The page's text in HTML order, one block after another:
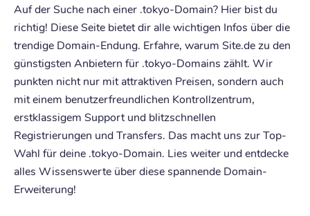
Auf der Suche nach einer .tokyo-Domain? Hier bist du
richtig! Diese Seite bietet dir alle wichtigen Infos über die
trendige Domain-Endung. Erfahre, warum Site.de zu den
günstigsten Anbietern für .tokyo-Domains zählt. Wir
punkten nicht nur mit attraktiven Preisen, sondern auch
mit einem benutzerfreundlichen Kontrollzentrum,
erstklassigem Support und blitzschnellen
Registrierungen und Transfers. Das macht uns zur Top-
Wahl für deine .tokyo-Domain. Lies weiter und entdecke
alles Wissenswerte über diese spannende Domain-
Erweiterung!